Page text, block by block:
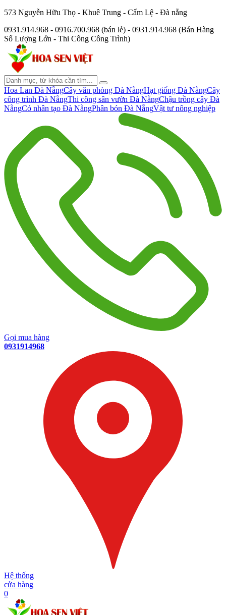
573 Nguyễn Hữu Thọ - Khuê Trung - Cẩm Lệ - Đà nẵng
0931.914.968 - 0916.700.968 (bán lẻ) - 0931.914.968 (Bán Hàng
Số Lượng Lớn - Thi Công Công Trình)
Hoa Lan Đà NẵngCây văn phòng Đà NẵngHạt giống Đà NẵngCây
công trình Đà NẵngThi công sân vườn Đà NẵngChậu trồng cây Đà
NẵngCỏ nhân tạo Đà NẵngPhân bón Đà NẵngVật tư nông nghiệp
Gọi mua hàng
0931914968
Hệ thống
cửa hàng
0